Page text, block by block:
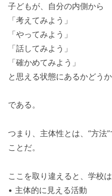
子どもが、自分の内側から
「考えてみよう」
「やってみよう」
「話してみよう」
「確かめてみよう」
と思える状態にあるかどうか
である。
つまり、主体性とは、“方法
ことだ。
ここを取り違えると、学校は
• 主体的に見える活動